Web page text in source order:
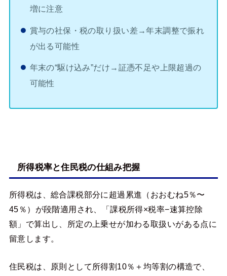
増に注意
賞与の社保・税の取り扱い差→年末調整で振れ
が出る可能性
年末の“駆け込み”だけ→証憑不足や上限超過の
可能性
所得税率と住民税の仕組み把握
所得税は、総合課税部分に超過累進（おおむね5％〜
45％）が段階適用され、「課税所得×税率−速算控除
額」で算出し、所定の上乗せが加わる取扱いがある点に
留意します。
住民税は、原則として所得割10％＋均等割の構造で、